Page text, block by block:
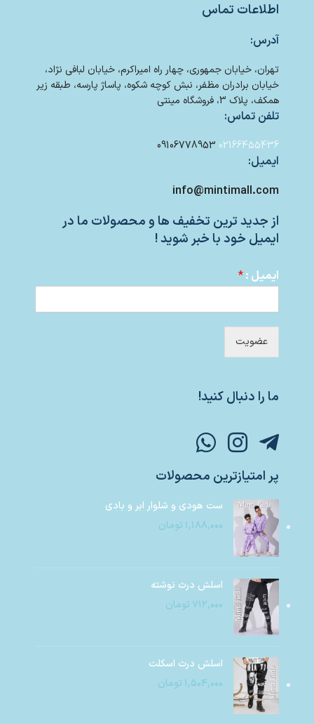
اطلاعات تماس
آدرس:
تهران، خیابان جمهوری، چهار راه امیراکرم، خیابان لبافی نژاد،
خیابان برادران مظفر، نبش کوچه شکوه، پاساژ پارسه، طبقه زیر
همکف، پلاک 3، فروشگاه مینتی
تلفن تماس:
02166455436
09106778953
ایمیل:
info@mintimall.com
از جدید ترین تخفیف ها و محصولات ما در
ایمیل خود با خبر شوید !
ایمیل :*
عضویت
ما را دنبال کنید!
پر امتیازترین محصولات
ست هودی و شلوار ابر و بادی
۱,۱۸۸,۰۰۰ تومان
اسلش درث نوشته
۷۱۲,۰۰۰ تومان
اسلش درث اسکلت
۱,۵۰۴,۰۰۰ تومان